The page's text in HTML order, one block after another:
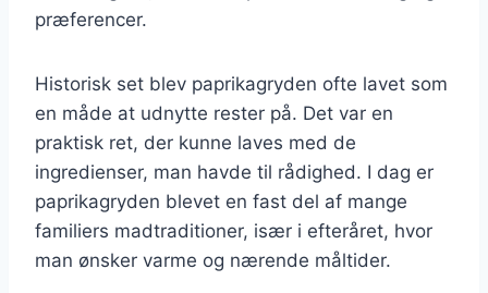
præferencer.
Historisk set blev paprikagryden ofte lavet som
en måde at udnytte rester på. Det var en
praktisk ret, der kunne laves med de
ingredienser, man havde til rådighed. I dag er
paprikagryden blevet en fast del af mange
familiers madtraditioner, især i efteråret, hvor
man ønsker varme og nærende måltider.